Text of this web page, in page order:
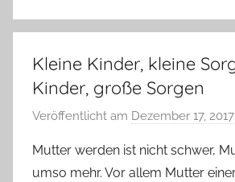
Kleine Kinder, kleine
Kinder, große Sorgen
Veröffentlicht am Dezember 17, 2017
Mutter werden ist nicht schwer,
umso mehr. Vor allem Mutter